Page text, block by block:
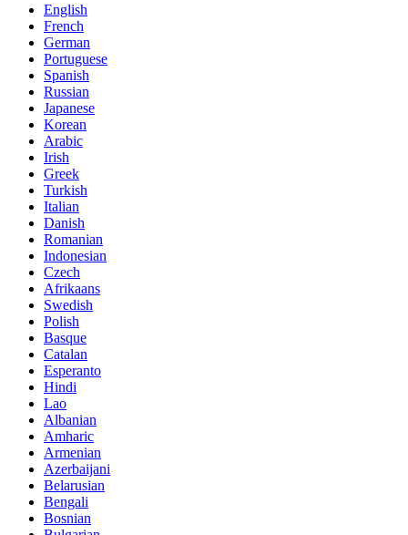
English
French
German
Portuguese
Spanish
Russian
Japanese
Korean
Arabic
Irish
Greek
Turkish
Italian
Danish
Romanian
Indonesian
Czech
Afrikaans
Swedish
Polish
Basque
Catalan
Esperanto
Hindi
Lao
Albanian
Amharic
Armenian
Azerbaijani
Belarusian
Bengali
Bosnian